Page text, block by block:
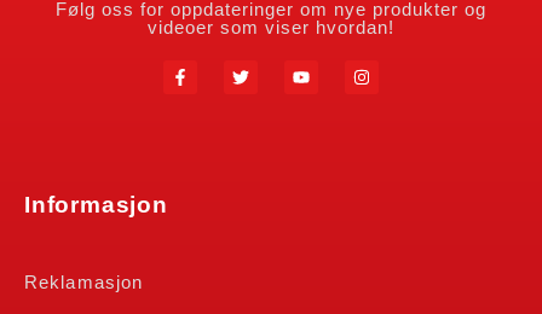
Følg oss for oppdateringer om nye produkter og
videoer som viser hvordan!
Informasjon
Reklamasjon